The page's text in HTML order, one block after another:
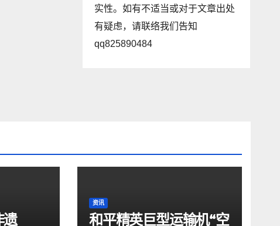
实性。如有不适当或对于文章出处
有疑虑，请联络我们告知
qq825890484
遗
资讯
和平精英巨型运输机“空